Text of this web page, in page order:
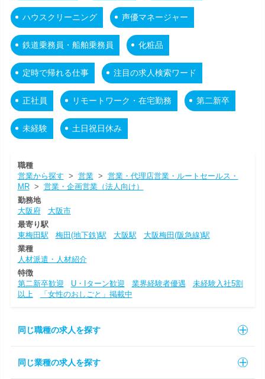
ハウスクリーニング 声優マネージャー
鉄道乗務員・船舶乗務員 化粧品
定時で帰れる仕事 注目の求人検索ワード
正社員 リモートワーク・在宅勤務 第二新卒
未経験 土日祝日休み
職種
営業から探す > 営業> 営業・代理店営業・ルートセールス・
MR> 営業・企画営業（法人向け）
勤務地
大阪府
大阪市
最寄り駅
東梅田駅
梅田(地下鉄)駅 大阪駅
大阪梅田(阪急線)駅
業種
人材派遣・人材紹介
特徴
第二新卒歓迎
U・Iターン歓迎 業界経験者優遇
未経験入社5割
以上
「女性のおしごと」掲載中
同じ職種の求人を探す
同じ業種の求人を探す